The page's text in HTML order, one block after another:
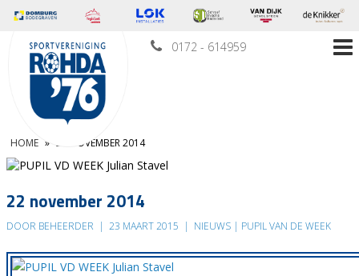
0172 - 614959
HOME » 22 NOVEMBER 2014
22 november 2014
DOOR BEHEERDER | 23 MAART 2015 | NIEUWS | PUPIL VAN DE WEEK